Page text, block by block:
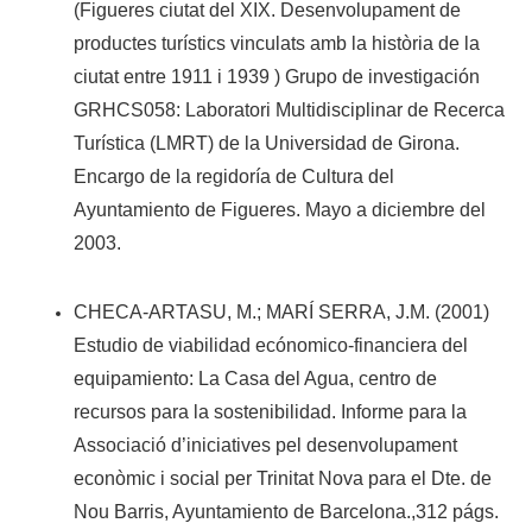
(Figueres ciutat del XIX. Desenvolupament de
productes turístics vinculats amb la història de la
ciutat entre 1911 i 1939 ) Grupo de investigación
GRHCS058: Laboratori Multidisciplinar de Recerca
Turística (LMRT) de la Universidad de Girona.
Encargo de la regidoría de Cultura del
Ayuntamiento de Figueres. Mayo a diciembre del
2003.
CHECA-ARTASU, M.; MARÍ SERRA, J.M. (2001)
Estudio de viabilidad ecónomico-financiera del
equipamiento: La Casa del Agua, centro de
recursos para la sostenibilidad. Informe para la
Associació d’iniciatives pel desenvolupament
econòmic i social per Trinitat Nova para el Dte. de
Nou Barris, Ayuntamiento de Barcelona.,312 págs.